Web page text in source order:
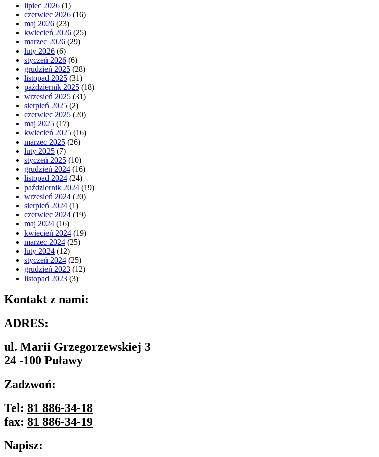
lipiec 2026 (1)
czerwiec 2026 (16)
maj 2026 (23)
kwiecień 2026 (25)
marzec 2026 (29)
luty 2026 (6)
styczeń 2026 (6)
grudzień 2025 (28)
listopad 2025 (31)
październik 2025 (18)
wrzesień 2025 (31)
sierpień 2025 (2)
czerwiec 2025 (20)
maj 2025 (17)
kwiecień 2025 (16)
marzec 2025 (26)
luty 2025 (7)
styczeń 2025 (10)
grudzień 2024 (16)
listopad 2024 (24)
październik 2024 (19)
wrzesień 2024 (20)
sierpień 2024 (1)
czerwiec 2024 (19)
maj 2024 (16)
kwiecień 2024 (19)
marzec 2024 (25)
luty 2024 (12)
styczeń 2024 (25)
grudzień 2023 (12)
listopad 2023 (3)
Kontakt z nami:
ADRES:
ul. Marii Grzegorzewskiej 3
24 -100 Puławy
Zadzwoń:
Tel: 81 886-34-18
fax: 81 886-34-19
Napisz: